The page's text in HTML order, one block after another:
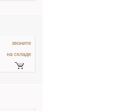
звоните
на складе